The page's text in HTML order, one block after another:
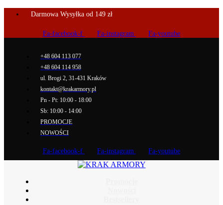
Darmowa Wysyłka od 149 zł
Fa-facebook-f Fa-instagram Fa-youtube
+48 604 113 077
+48 604 114 958
ul. Brogi 2, 31-431 Kraków
kontakt@krakarmory.pl
Pn - Pt: 10:00 - 18:00
Sb: 10:00 - 14:00
PROMOCJE
NOWOŚCI
Fa-facebook-f Fa-instagram Fa-youtube